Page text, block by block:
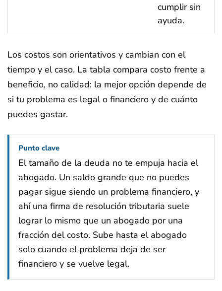
cumplir sin
ayuda.
Los costos son orientativos y cambian con el
tiempo y el caso. La tabla compara costo frente a
beneficio, no calidad: la mejor opción depende de
si tu problema es legal o financiero y de cuánto
puedes gastar.
Punto clave
El tamaño de la deuda no te empuja hacia el
abogado. Un saldo grande que no puedes
pagar sigue siendo un problema financiero, y
ahí una firma de resolución tributaria suele
lograr lo mismo que un abogado por una
fracción del costo. Sube hasta el abogado
solo cuando el problema deja de ser
financiero y se vuelve legal.